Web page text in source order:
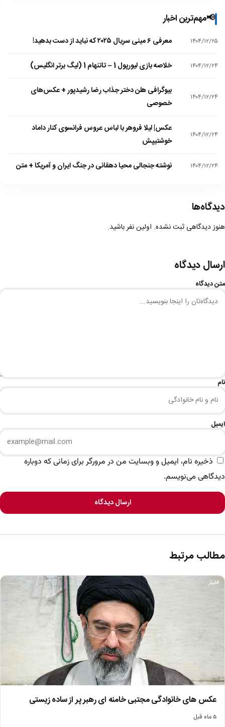
📢مهم‌ترین اخبار
۱۴۰۴/۱۲/۲۵ معرفی ۶ مینی سریال ۲۰۲۵ که نباید از دست بدهید!
۱۴۰۴/۱۲/۲۴ خلاصه بازی لیورپول 1 – تاتنهام 1 (لیگ برتر انگلیس)
۱۴۰۴/۱۲/۲۴
بیوگرافی هلن دختر جذاب رضا رشیدپور + عکس‌های
خصوصی
۱۴۰۴/۱۲/۲۴
عکس| لیلا فروهر با لباس عروس فرانسوی کنار داماد
خوشتیپش
۱۴۰۴/۱۲/۲۴ نوشته جنجالی محیا دهقانی در جنگ ایران و آمریکا + متن
دیدگاه‌ها
هنوز دیدگاهی ثبت نشده. اولین نفر باشید.
ارسال دیدگاه
متن دیدگاه
نام
ایمیل
ذخیره نام، ایمیل و وبسایت من در مرورگر برای زمانی که دوباره
دیدگاهی می‌نویسم.
ارسال دیدگاه
مطالب مرتبط
اخبار
عکس های خانوادگی مجتبی خامنه ای رهبر پر از ساده زیستی
۵ ماه قبل